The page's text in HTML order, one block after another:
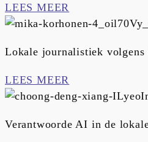
LEES MEER
Lokale journalistiek volgens
LEES MEER
Verantwoorde AI in de